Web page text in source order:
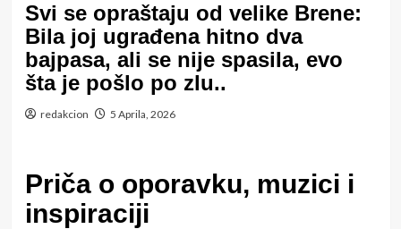
Svi se opraštaju od velike Brene:
Bila joj ugrađena hitno dva
bajpasa, ali se nije spasiIa, evo
šta je pošlo po zlu..
redakcion 5 Aprila, 2026
Priča o oporavku, muzici i
inspiraciji